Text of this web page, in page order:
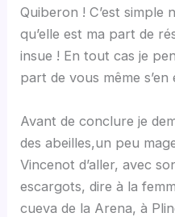
Quiberon ! C’est simple
qu’elle est ma part de
insue ! En tout cas je
part de vous même
Avant de conclure je
des abeilles,un peu
Vincenot d’aller, avec
escargots, dire à la
cueva de la Arena, à